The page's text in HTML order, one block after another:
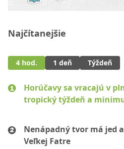
Najčítanejšie
4 hod. 1 deň Týždeň
Horúčavy sa vracajú v
tropický týždeň a
Nenápadný tvor má jed
Veľkej Fatre